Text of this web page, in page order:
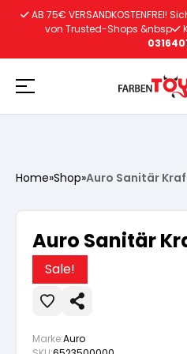
Vorbereitung
Wasserlösliche Grundierung
Lacke
Vorbereitung
Autoreparatur
Vorbereitung
Innenfarben
AB 75€ VERSANDKOSTENFREI!
von Trusted-Shops &nbsp
Home»Shop»Auro Sanitär
Auro Sanitär
Sale!
Marke:Auro